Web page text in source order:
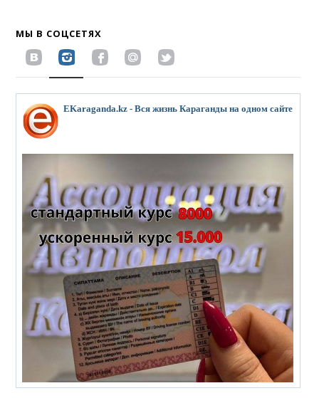
МЫ В СОЦСЕТЯХ
EKaraganda.kz - Вся жизнь Караганды на одном сайте